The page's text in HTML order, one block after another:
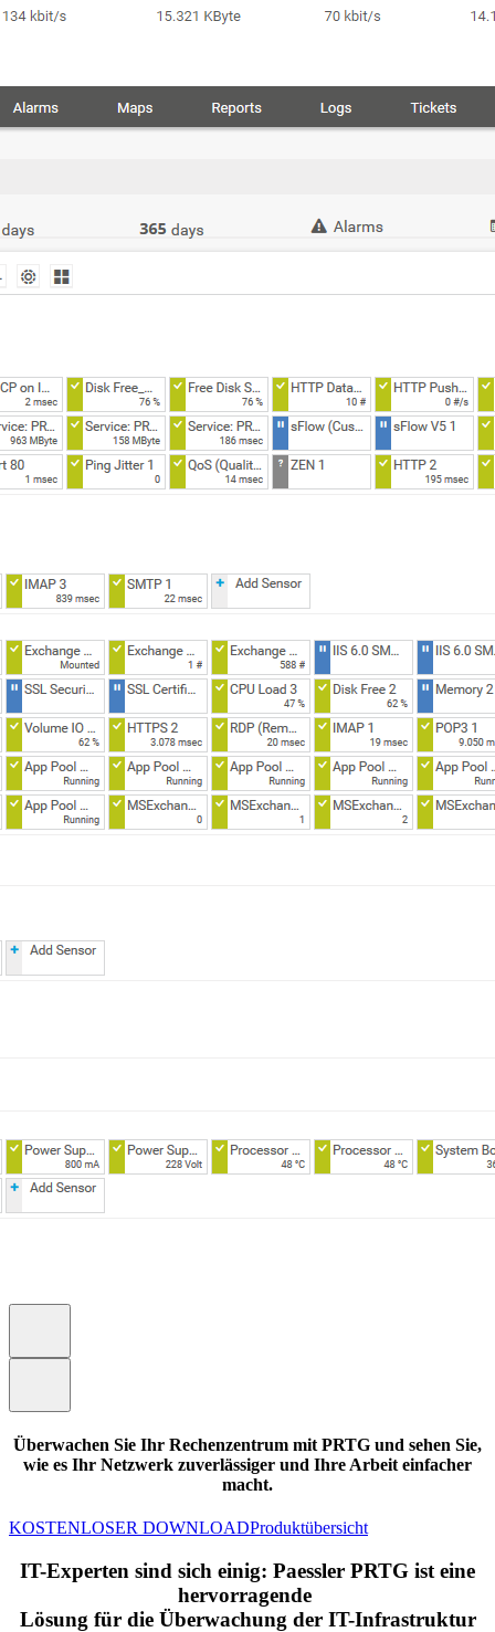
Überwachen Sie Ihr Rechenzentrum mit PRTG und sehen Sie,
wie es Ihr Netzwerk zuverlässiger und Ihre Arbeit einfacher
macht.
KOSTENLOSER DOWNLOADProduktübersicht
IT-Experten sind sich einig: Paessler PRTG ist eine
hervorragende
Lösung für die Überwachung der IT-Infrastruktur